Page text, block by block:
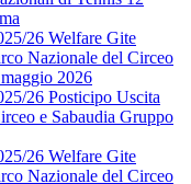
26 Welfare Gite
Nazionale del Circeo
2026
26 Posticipo Uscita
e Sabaudia Gruppo
26 Welfare Gite
Nazionale del Circeo